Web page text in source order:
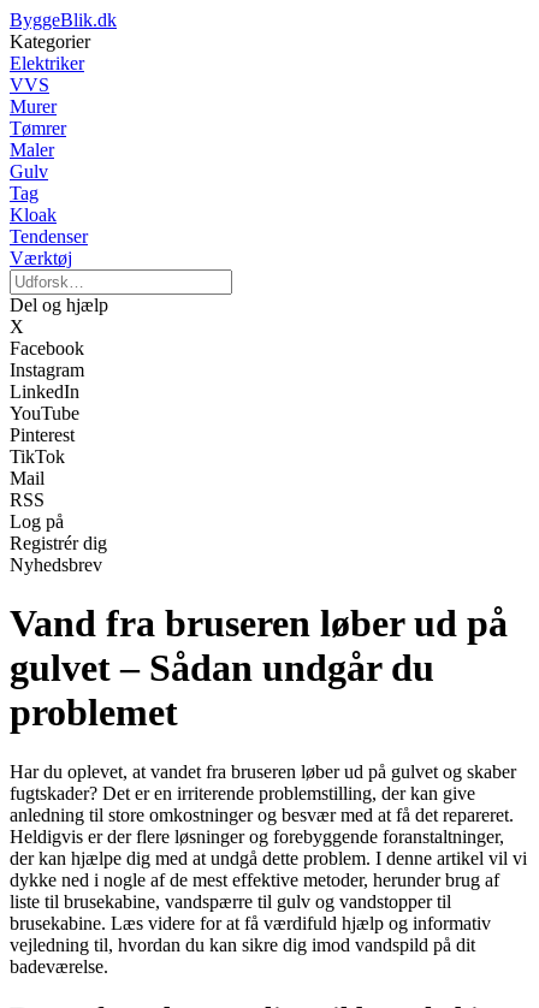
ByggeBlik.dk
Kategorier
Elektriker
VVS
Murer
Tømrer
Maler
Gulv
Tag
Kloak
Tendenser
Værktøj
Del og hjælp
X
Facebook
Instagram
LinkedIn
YouTube
Pinterest
TikTok
Mail
RSS
Log på
Registrér dig
Nyhedsbrev
Vand fra bruseren løber ud på
gulvet – Sådan undgår du
problemet
Har du oplevet, at vandet fra bruseren løber ud på gulvet og skaber
fugtskader? Det er en irriterende problemstilling, der kan give
anledning til store omkostninger og besvær med at få det repareret.
Heldigvis er der flere løsninger og forebyggende foranstaltninger,
der kan hjælpe dig med at undgå dette problem. I denne artikel vil vi
dykke ned i nogle af de mest effektive metoder, herunder brug af
liste til brusekabine, vandspærre til gulv og vandstopper til
brusekabine. Læs videre for at få værdifuld hjælp og informativ
vejledning til, hvordan du kan sikre dig imod vandspild på dit
badeværelse.